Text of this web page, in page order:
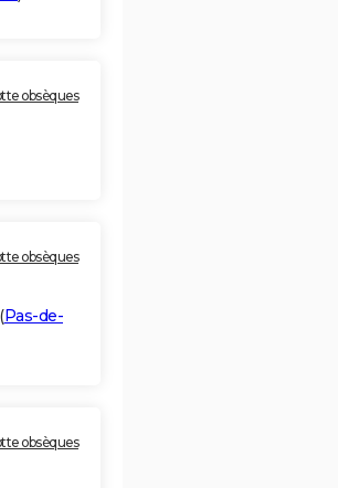
obsèques
obsèques
Pas-de-
obsèques